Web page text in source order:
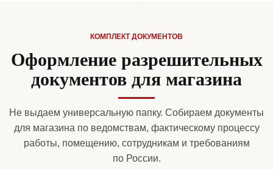
КОМПЛЕКТ ДОКУМЕНТОВ
Оформление разрешительных
документов для магазина
Не выдаем универсальную папку. Собираем документы
для магазина по ведомствам, фактическому процессу
работы, помещению, сотрудникам и требованиям
по России.